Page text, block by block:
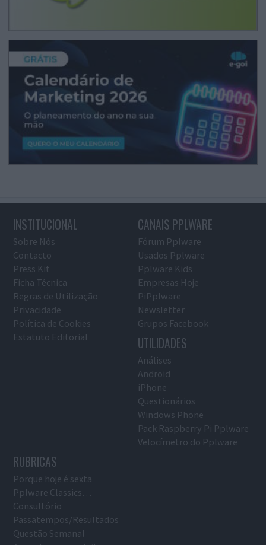
INSTITUCIONAL
Sobre Nós
Contacto
Press Kit
Ficha Técnica
Regras de Utilização
Privacidade
Política de Cookies
Estatuto Editorial
CANAIS PPLWARE
Fórum Pplware
Usados Pplware
Pplware Kids
Empresas Hoje
PiPplware
Newsletter
Grupos Facebook
UTILIDADES
Análises
Android
iPhone
Questionários
Windows Phone
Pack Raspberry Pi Pplware
Velocímetro do Pplware
RUBRICAS
Porque hoje é sexta
Pplware Classics…
Consultório
Passatempos/Resultados
Questão Semanal